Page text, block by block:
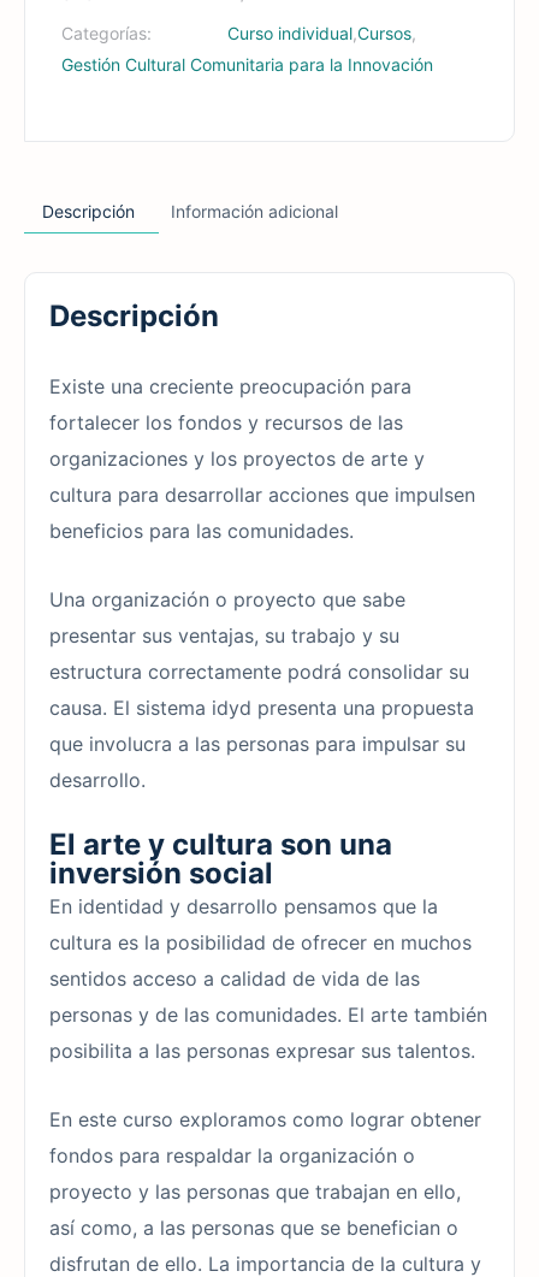
Categorías:
Curso individual,Cursos,
Gestión Cultural Comunitaria para la Innovación
Descripción Información adicional
Descripción
Existe una creciente preocupación para
fortalecer los fondos y recursos de las
organizaciones y los proyectos de arte y
cultura para desarrollar acciones que impulsen
beneficios para las comunidades.
Una organización o proyecto que sabe
presentar sus ventajas, su trabajo y su
estructura correctamente podrá consolidar su
causa. El sistema idyd presenta una propuesta
que involucra a las personas para impulsar su
desarrollo.
El arte y cultura son una
inversión social
En identidad y desarrollo pensamos que la
cultura es la posibilidad de ofrecer en muchos
sentidos acceso a calidad de vida de las
personas y de las comunidades. El arte también
posibilita a las personas expresar sus talentos.
En este curso exploramos como lograr obtener
fondos para respaldar la organización o
proyecto y las personas que trabajan en ello,
así como, a las personas que se benefician o
disfrutan de ello. La importancia de la cultura y